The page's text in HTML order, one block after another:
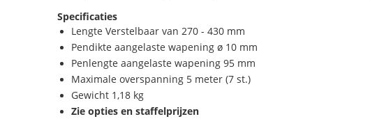
Specificaties
Lengte Verstelbaar van 270 - 430 mm
Pendikte aangelaste wapening ø 10 mm
Penlengte aangelaste wapening 95 mm
Maximale overspanning 5 meter (7 st.)
Gewicht 1,18 kg
Zie opties en staffelprijzen